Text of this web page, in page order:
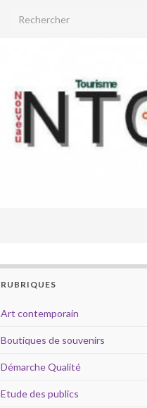
Search for:
RUBRIQUES
Art contemporain
Boutiques de souvenirs
Démarche Qualité
Etude des publics